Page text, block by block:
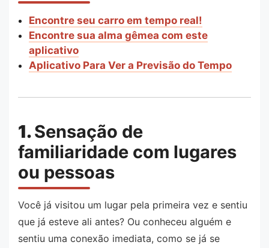
Encontre seu carro em tempo real!
Encontre sua alma gêmea com este
aplicativo
Aplicativo Para Ver a Previsão do Tempo
1.Sensação de
familiaridade com lugares
ou pessoas
Você já visitou um lugar pela primeira vez e sentiu
que já esteve ali antes? Ou conheceu alguém e
sentiu uma conexão imediata, como se já se